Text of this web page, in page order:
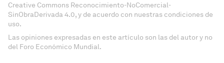
Creative Commons Reconocimiento-NoComercial-
SinObraDerivada 4.0, y de acuerdo con nuestras condiciones de
uso.
Las opiniones expresadas en este artículo son las del autor y no
del Foro Económico Mundial.